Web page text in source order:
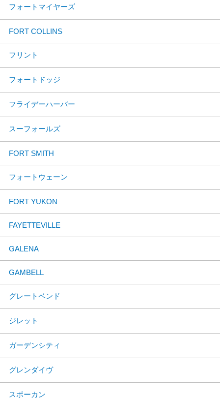
フォートマイヤーズ
FORT COLLINS
フリント
フォートドッジ
フライデーハーバー
スーフォールズ
FORT SMITH
フォートウェーン
FORT YUKON
FAYETTEVILLE
GALENA
GAMBELL
グレートベンド
ジレット
ガーデンシティ
グレンダイヴ
スポーカン